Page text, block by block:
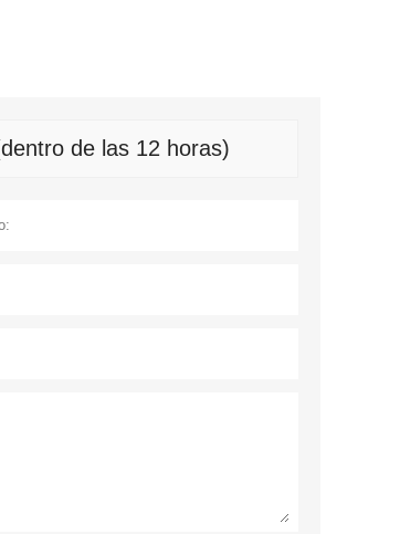
de las 12 horas)